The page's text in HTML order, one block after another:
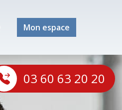
Mon espace
03 60 63 20 20